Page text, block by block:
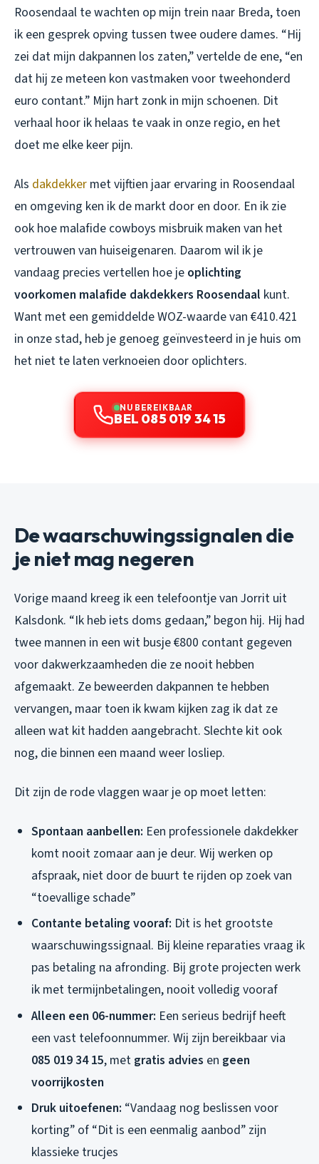
Roosendaal te wachten op mijn trein naar Breda, toen
ik een gesprek opving tussen twee oudere dames. “Hij
zei dat mijn dakpannen los zaten,” vertelde de ene, “en
dat hij ze meteen kon vastmaken voor tweehonderd
euro contant.” Mijn hart zonk in mijn schoenen. Dit
verhaal hoor ik helaas te vaak in onze regio, en het
doet me elke keer pijn.
Als dakdekker met vijftien jaar ervaring in Roosendaal
en omgeving ken ik de markt door en door. En ik zie
ook hoe malafide cowboys misbruik maken van het
vertrouwen van huiseigenaren. Daarom wil ik je
vandaag precies vertellen hoe je oplichting
voorkomen malafide dakdekkers Roosendaal kunt.
Want met een gemiddelde WOZ-waarde van €410.421
in onze stad, heb je genoeg geïnvesteerd in je huis om
het niet te laten verknoeien door oplichters.
NU BEREIKBAAR
BEL 085 019 34 15
De waarschuwingssignalen die
je niet mag negeren
Vorige maand kreeg ik een telefoontje van Jorrit uit
Kalsdonk. “Ik heb iets doms gedaan,” begon hij. Hij had
twee mannen in een wit busje €800 contant gegeven
voor dakwerkzaamheden die ze nooit hebben
afgemaakt. Ze beweerden dakpannen te hebben
vervangen, maar toen ik kwam kijken zag ik dat ze
alleen wat kit hadden aangebracht. Slechte kit ook
nog, die binnen een maand weer losliep.
Dit zijn de rode vlaggen waar je op moet letten:
Spontaan aanbellen: Een professionele dakdekker
komt nooit zomaar aan je deur. Wij werken op
afspraak, niet door de buurt te rijden op zoek van
“toevallige schade”
Contante betaling vooraf: Dit is het grootste
waarschuwingssignaal. Bij kleine reparaties vraag ik
pas betaling na afronding. Bij grote projecten werk
ik met termijnbetalingen, nooit volledig vooraf
Alleen een 06-nummer: Een serieus bedrijf heeft
een vast telefoonnummer. Wij zijn bereikbaar via
085 019 34 15, met gratis advies en geen
voorrijkosten
Druk uitoefenen: “Vandaag nog beslissen voor
korting” of “Dit is een eenmalig aanbod” zijn
klassieke trucjes